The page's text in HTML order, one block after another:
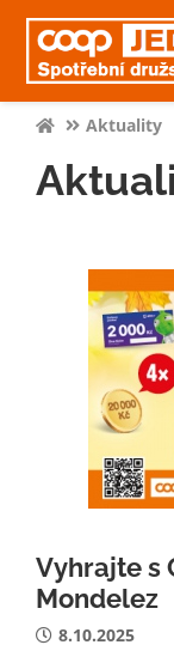
Aktuality
Vyhrajte s
Mondelez
8.10.2025